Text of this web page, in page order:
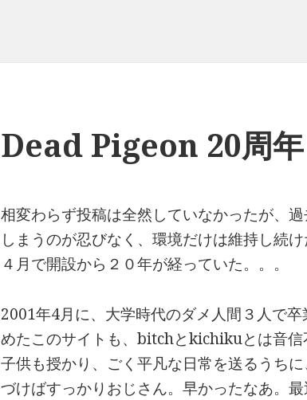
Dead Pigeon 20周年
相変わらず投稿は全然していなかったが、
しまうのが忍びなく、環境だけは維持し続
４月で開設から２０年が経っていた。。。
2001年4月に、大学時代のダメ人間３人で
めたこのサイトも、bitchとkichikuとは音信
子供も授かり、ごく平凡な日常を送るうち
づけばすっかりおじさん。早かったなあ。